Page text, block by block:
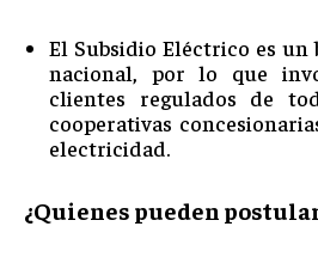
El Subsidio Eléctrico es un
nacional, por lo que
clientes regulados de
cooperativas
electricidad.
¿Quienes pueden